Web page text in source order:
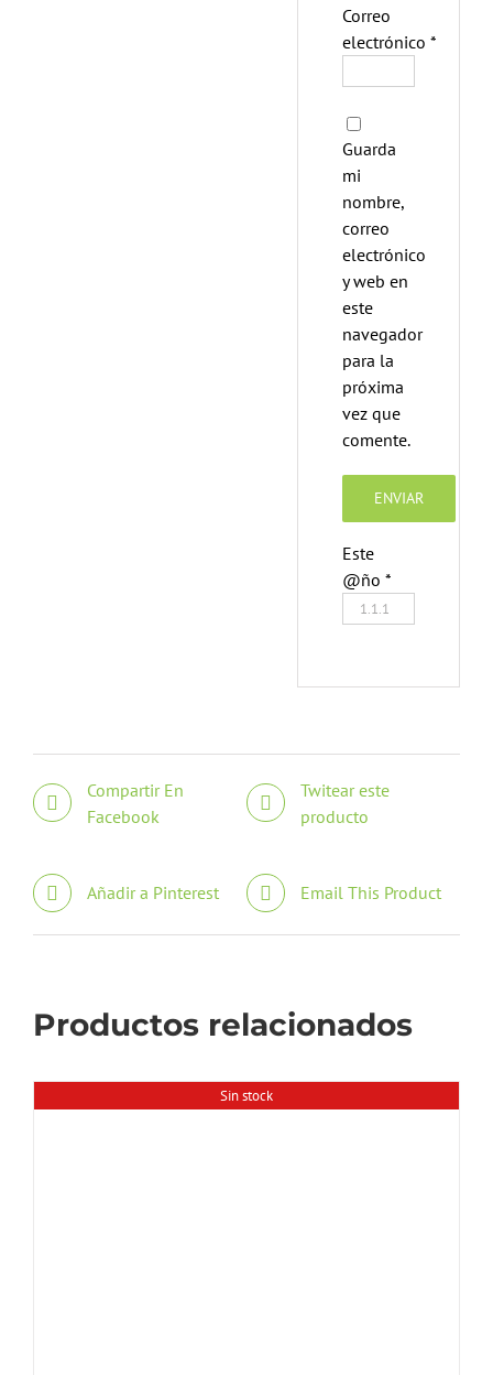
Correo
electrónico *
Guarda
mi
nombre,
correo
electrónico
y web en
este
navegador
para la
próxima
vez que
comente.
Este
@ño *
Compartir En
Facebook
Twitear este
producto
Añadir a Pinterest Email This Product
Productos relacionados
Sin stock